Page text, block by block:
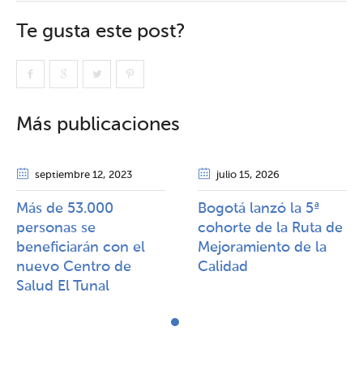
Te gusta este post?
Más publicaciones
septiembre 12, 2023
Más de 53.000
personas se
beneficiarán con el
nuevo Centro de
Salud El Tunal
julio 15, 2026
Bogotá lanzó la 5ª
cohorte de la Ruta de
Mejoramiento de la
Calidad​​